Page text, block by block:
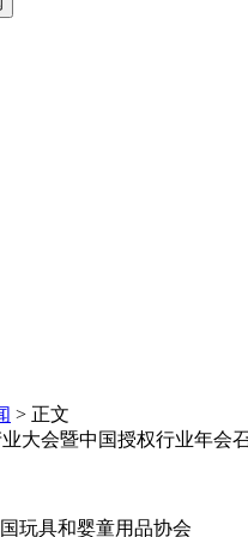
> 正文
大会暨中国授权行业年会
玩具和婴童用品协会